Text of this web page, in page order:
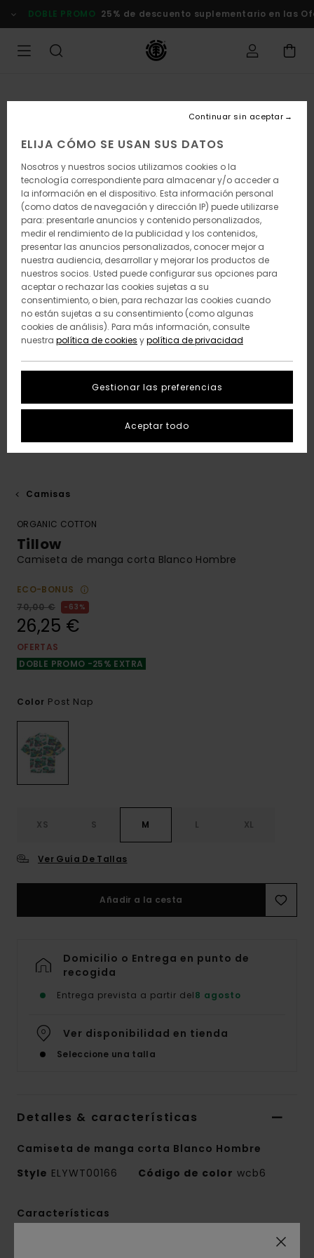
la
DOBLE PROMO 25% de descuento suplementario en las
Camisas
ORGANIC COTTON
Tillow
Camiseta de manga corta Blanco Hombre
ECO-BONUS
70,00 €
63%
26,25 €
OFERTAS
DOBLE PROMO -25% EXTRA
Color Post Nap
XS S M L XL
Ver Guía De Tallas
Añadir a la cesta
Domicilio o Entrega en punto de
recogida
Entrega prevista a partir del8 agosto
Ver disponibilidad en tienda
Seleccione una talla
Detalles & características
Camiseta de manga corta Blanco Hombre
Style ELYWT00166 Código de color wcb6
Características
ELIJA CÓMO SE USAN SUS DATOS
Nosotros y nuestros socios utilizamos cookies o la
tecnología correspondiente para almacenar y/o acceder a
la información en el dispositivo. Esta información personal
(como datos de navegación y dirección IP) puede utilizarse
para: presentarle anuncios y contenido personalizados,
medir el rendimiento de la publicidad y los contenidos,
presentar las anuncios personalizados, conocer mejor a
nuestra audiencia, desarrollar y mejorar los productos de
nuestros socios. Usted puede configurar sus opciones para
aceptar o rechazar las cookies sujetas a su
consentimiento, o bien, para rechazar las cookies cuando
no están sujetas a su consentimiento (como algunas
cookies de análisis). Para más información, consulte
nuestra política de cookies ypolítica de privacidad
Gestionar las preferencias
Continuar sin aceptar
Aceptar todo